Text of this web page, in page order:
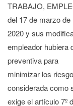
TRABAJO,
del 17 de marzo de
2020 y sus
empleador hubiera
preventiva para
minimizar los
considerada como
exige el artículo 7º